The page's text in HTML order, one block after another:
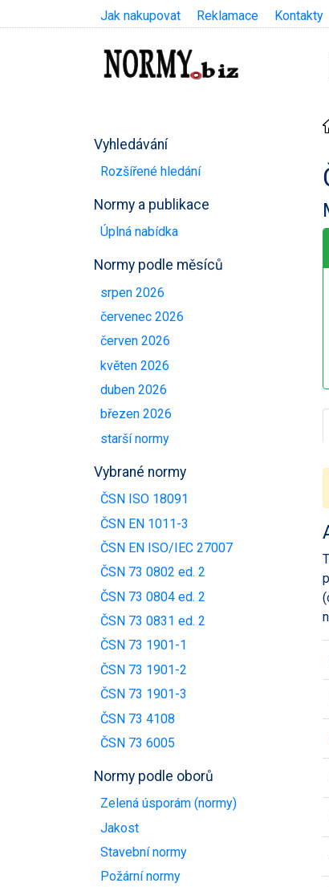
Jak nakupovat Reklamace Kontakty
Vyhledávání
Rozšířené hledání
Normy a publikace
Úplná nabídka
Normy podle měsíců
srpen 2026
červenec 2026
červen 2026
květen 2026
duben 2026
březen 2026
starší normy
Vybrané normy
ČSN ISO 18091
ČSN EN 1011-3
ČSN EN ISO/IEC 27007
ČSN 73 0802 ed. 2
ČSN 73 0804 ed. 2
ČSN 73 0831 ed. 2
ČSN 73 1901-1
ČSN 73 1901-2
ČSN 73 1901-3
ČSN 73 4108
ČSN 73 6005
Normy podle oborů
Zelená úsporám (normy)
Jakost
Stavební normy
Požární normy